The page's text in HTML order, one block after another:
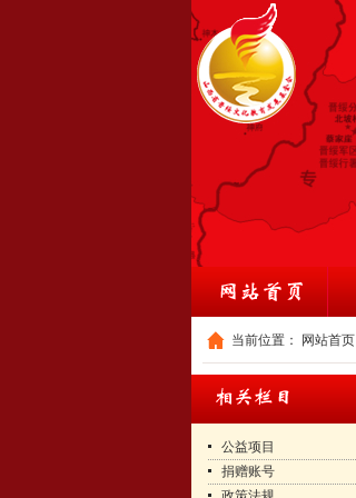
当前位置： 网站首页
公益项目
捐赠账号